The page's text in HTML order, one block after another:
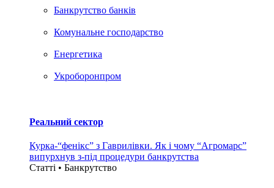
Банкрутство банків
Комунальне господарство
Енергетика
Укроборонпром
Реальний сектор
Курка-“фенікс” з Гаврилівки. Як і чому “Агромарс”
випурхнув з-під процедури банкрутства
Статті • Банкрутство